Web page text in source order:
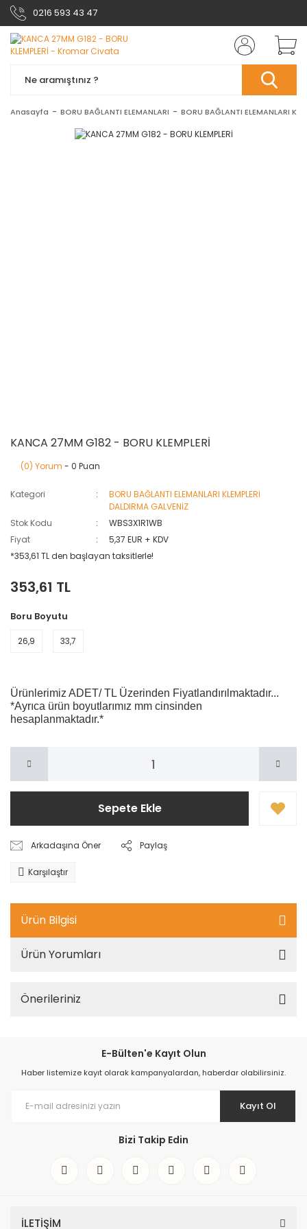
0216 593 43 47
Anasayfa BORU BAĞLANTI ELEMANLARI BORU BAĞLANTI ELEMANLARI
KANCA 27MM G182 - BORU KLEMPLERİ
(0) Yorum - 0 Puan
Kategori
BORU BAĞLANTI ELEMANLARI KLEMPLERİ
DALDIRMA GALVENİZ
Stok Kodu
WBS3X1R1WB
Fiyat
5,37 EUR + KDV
*353,61 TL den başlayan taksitlerle!
353,61 TL
Boru Boyutu
26,9 33,7
Ürünlerimiz ADET/ TL Üzerinden Fiyatlandırılmaktadır...
*Ayrıca ürün boyutlarımız mm cinsinden
hesaplanmaktadır.*
Sepete Ekle
Arkadaşına Öner Paylaş
Karşılaştır
Ürün Bilgisi
Ürün Yorumları
Önerileriniz
E-Bülten'e Kayıt Olun
Haber listemize kayıt olarak kampanyalardan, haberdar olabilirsiniz.
Kayıt Ol
Bizi Takip Edin
İLETİŞİM